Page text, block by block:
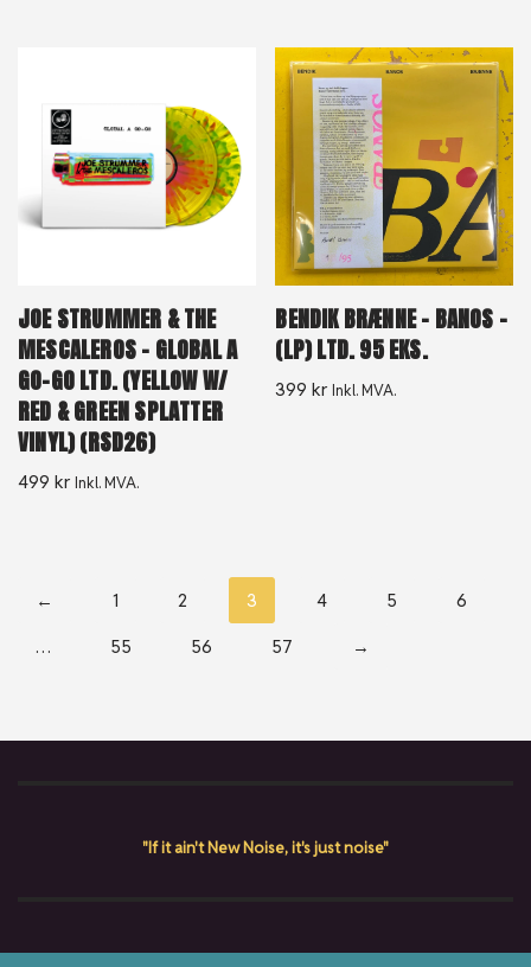
JOE STRUMMER & THE
MESCALEROS – GLOBAL A
GO-GO LTD. (YELLOW W/
RED & GREEN SPLATTER
VINYL) (RSD26)
499 kr Inkl. MVA.
BENDIK BRÆNNE – BANOS –
(LP) LTD. 95 EKS.
399kr Inkl. MVA.
← 1 2 3 4 5 6
… 55 56 57 →
"If it ain't New Noise, it's just noise"